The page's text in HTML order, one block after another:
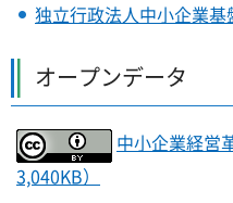
独立行政法人中小企業基
オープンデータ
中小企業経営
3,040KB）